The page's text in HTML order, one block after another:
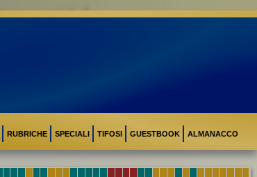
RUBRICHE SPECIALI TIFOSI GUESTBOOK ALMANACCO